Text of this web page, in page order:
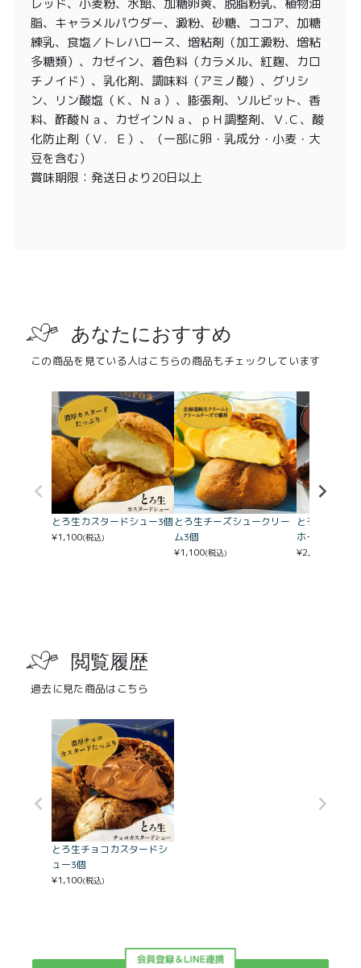
レッド、小麦粉、水飴、加糖卵黄、脱脂粉乳、植物油
脂、キャラメルパウダー、澱粉、砂糖、ココア、加糖
練乳、食塩／トレハロース、増粘剤（加工澱粉、増粘
多糖類）、カゼイン、着色料（カラメル、紅麹、カロ
チノイド）、乳化剤、調味料（アミノ酸）、グリシ
ン、リン酸塩（Ｋ、Ｎａ）、膨張剤、ソルビット、香
料、酢酸Ｎａ、カゼインＮａ、ｐＨ調整剤、Ｖ.Ｃ、酸
化防止剤（Ｖ．Ｅ）、（一部に卵・乳成分・小麦・大
豆を含む）
賞味期限：発送日より20日以上
あなたにおすすめ
この商品を見ている人はこちらの商品もチェックしています
とろ生カスタードシュー3個
¥1,100(税込)
とろ生チーズシュークリー
ム3個
¥1,100(税込)
とろ生ガトー
ホイップ
¥2,500
閲覧履歴
過去に見た商品はこちら
とろ生チョコカスタードシ
ュー3個
¥1,100(税込)